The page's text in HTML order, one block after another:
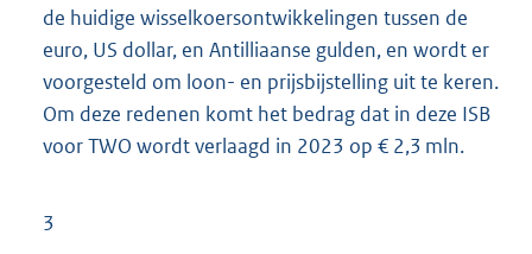
de huidige wisselkoersontwikkelingen tussen de
euro, US dollar, en Antilliaanse gulden, en wordt er
voorgesteld om loon- en prijsbijstelling uit te keren.
Om deze redenen komt het bedrag dat in deze ISB
voor TWO wordt verlaagd in 2023 op € 2,3 mln.
3